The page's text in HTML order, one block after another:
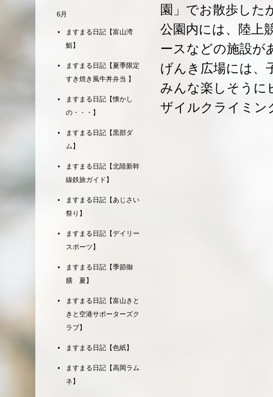
園」でお散歩した
公園内には、陸上
ースなどの施設が
げんき広場には、
みんな楽しそうに
ザイルクライミン
6月
ますまる日記【富山湾
鮨】
ますまる日記【夏季限定
すき焼き風牛丼弁当 】
ますまる日記【懐かし
の・・・】
ますまる日記【黒部ダ
ム】
ますまる日記【北陸新幹
線鉄旅ガイド】
ますまる日記【あじさい
祭り】
ますまる日記【デイリー
スポーツ】
ますまる日記【季節御
膳 夏】
ますまる日記【富山きと
きと空港サポーターズク
ラブ】
ますまる日記【色紙】
ますまる日記【高岡ラム
ネ】